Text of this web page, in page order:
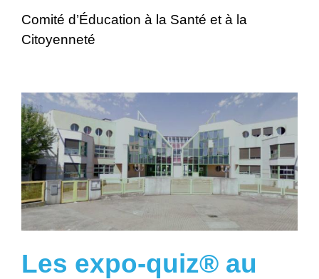
Comité d’Éducation à la Santé et à la
Citoyenneté
Les expo-quiz® au